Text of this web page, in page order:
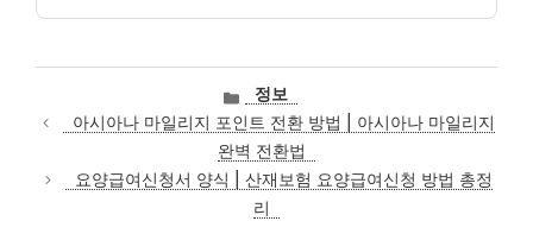
카
테
고
리
정보
아시아나 마일리지 포인트 전환 방법 | 아시아나 마일리지
완벽 전환법
요양급여신청서 양식 | 산재보험 요양급여신청 방법 총정
리